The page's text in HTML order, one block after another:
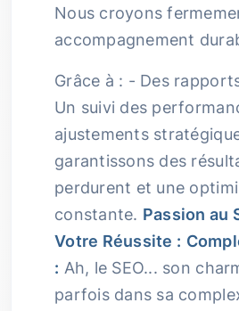
Nous croyons
accompagnement
Grâce à : - Des
Un suivi des
ajustements
garantissons des
perdurent et une
constante. Passion au
Votre Réussite :
: Ah, le SEO... son
parfois dans sa